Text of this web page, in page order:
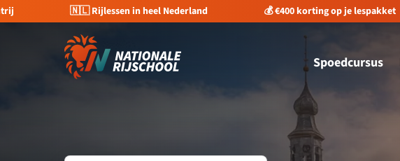
🇳🇱 Rijlessen in heel Nederland 💰 €400 korting op je lespakket
Spoedcursus